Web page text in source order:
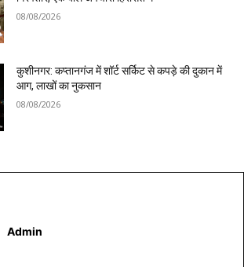
08/08/2026
कुशीनगर: कप्तानगंज में शॉर्ट सर्किट से कपड़े की दुकान में
आग, लाखों का नुकसान
08/08/2026
Admin